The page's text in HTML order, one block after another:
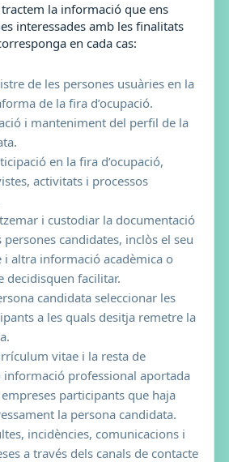
tractem la informació que ens
interessades amb les finalitats
en cada cas:
de les persones usuàries en la
de la fira d’ocupació.
i manteniment del perfil de la
en la fira d’ocupació,
activitats i processos
i custodiar la documentació
candidates, inclòs el seu
altra informació acadèmica o
decidisquen facilitar.
candidata seleccionar les
a les quals desitja remetre la
vitae i la resta de
informació professional aportada
participants que haja
la persona candidata.
incidències, comunicacions i
a través dels canals de contacte